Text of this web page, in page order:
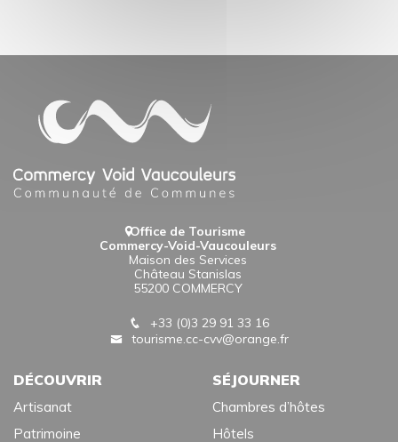
Office de Tourisme
Commercy-Void-Vaucouleurs
Maison des Services
Château Stanislas
55200 COMMERCY
+33 (0)3 29 91 33 16
tourisme.cc-cvv@orange.fr
DÉCOUVRIR
Artisanat
Patrimoine
SÉJOURNER
Chambres d’hôtes
Hôtels